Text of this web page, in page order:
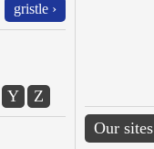
gristle ›
Y Z
Our sites